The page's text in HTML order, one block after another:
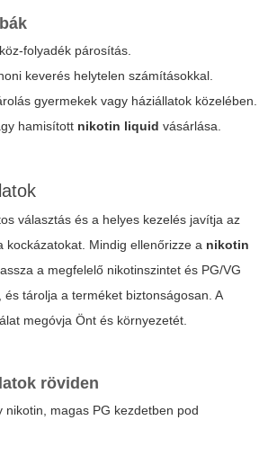
folyadék párosítás.
keverés helytelen számításokkal.
gyermekek vagy háziállatok közelében.
hamisított nikotin liquid vásárlása.
választás és a helyes kezelés javítja az
kockázatokat. Mindig ellenőrizze a nikotin
a megfelelő nikotinszintet és PG/VG
tárolja a terméket biztonságosan. A
megóvja Önt és környezetét.
röviden
nikotin, magas PG kezdetben pod